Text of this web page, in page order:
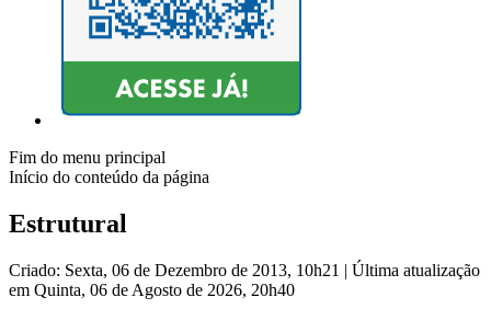
Fim do menu principal
Início do conteúdo da página
Estrutural
Criado: Sexta, 06 de Dezembro de 2013, 10h21 | Última atualização
em Quinta, 06 de Agosto de 2026, 20h40